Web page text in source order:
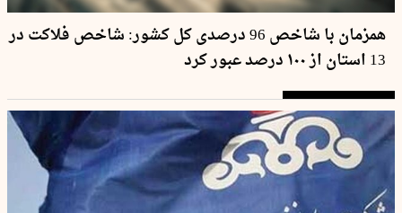
همزمان با شاخص 96 درصدی کل کشور: شاخص فلاکت در
13 استان از ۱۰۰ درصد عبور کرد